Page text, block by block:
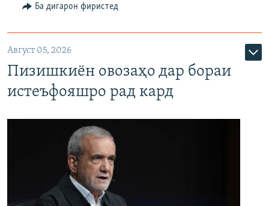
Ба дигарон фиристед
Август 05, 2026
Пизишкиён овозаҳо дар бораи
истеъфояшро рад кард